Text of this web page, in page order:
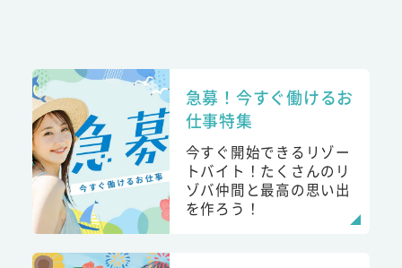
急募！今すぐ働けるお
仕事特集
今すぐ開始できるリゾー
トバイト！たくさんのリ
ゾバ仲間と最高の思い出
を作ろう！